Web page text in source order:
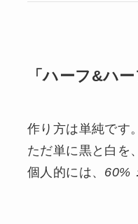
「ハーフ&ハ
作り方は単純です。
ただ単に黒と白を、
個人的には、 60%